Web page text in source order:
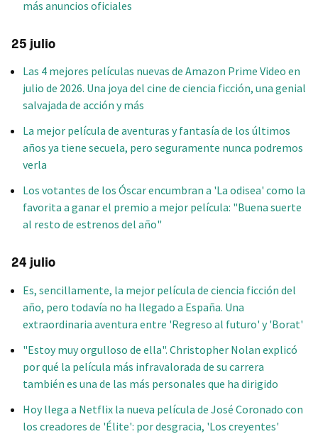
más anuncios oficiales
25 julio
Las 4 mejores películas nuevas de Amazon Prime Video en
julio de 2026. Una joya del cine de ciencia ficción, una genial
salvajada de acción y más
La mejor película de aventuras y fantasía de los últimos
años ya tiene secuela, pero seguramente nunca podremos
verla
Los votantes de los Óscar encumbran a 'La odisea' como la
favorita a ganar el premio a mejor película: "Buena suerte
al resto de estrenos del año"
24 julio
Es, sencillamente, la mejor película de ciencia ficción del
año, pero todavía no ha llegado a España. Una
extraordinaria aventura entre 'Regreso al futuro' y 'Borat'
"Estoy muy orgulloso de ella". Christopher Nolan explicó
por qué la película más infravalorada de su carrera
también es una de las más personales que ha dirigido
Hoy llega a Netflix la nueva película de José Coronado con
los creadores de 'Élite': por desgracia, 'Los creyentes'